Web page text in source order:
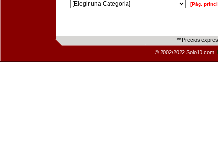
[Pág.
** Precios
© 2002/2022 Solo10.com